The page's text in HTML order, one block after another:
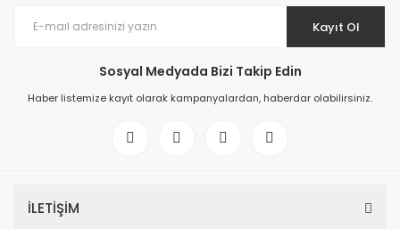
Kayıt Ol
Sosyal Medyada Bizi Takip Edin
Haber listemize kayıt olarak kampanyalardan, haberdar olabilirsiniz.
İLETİŞİM